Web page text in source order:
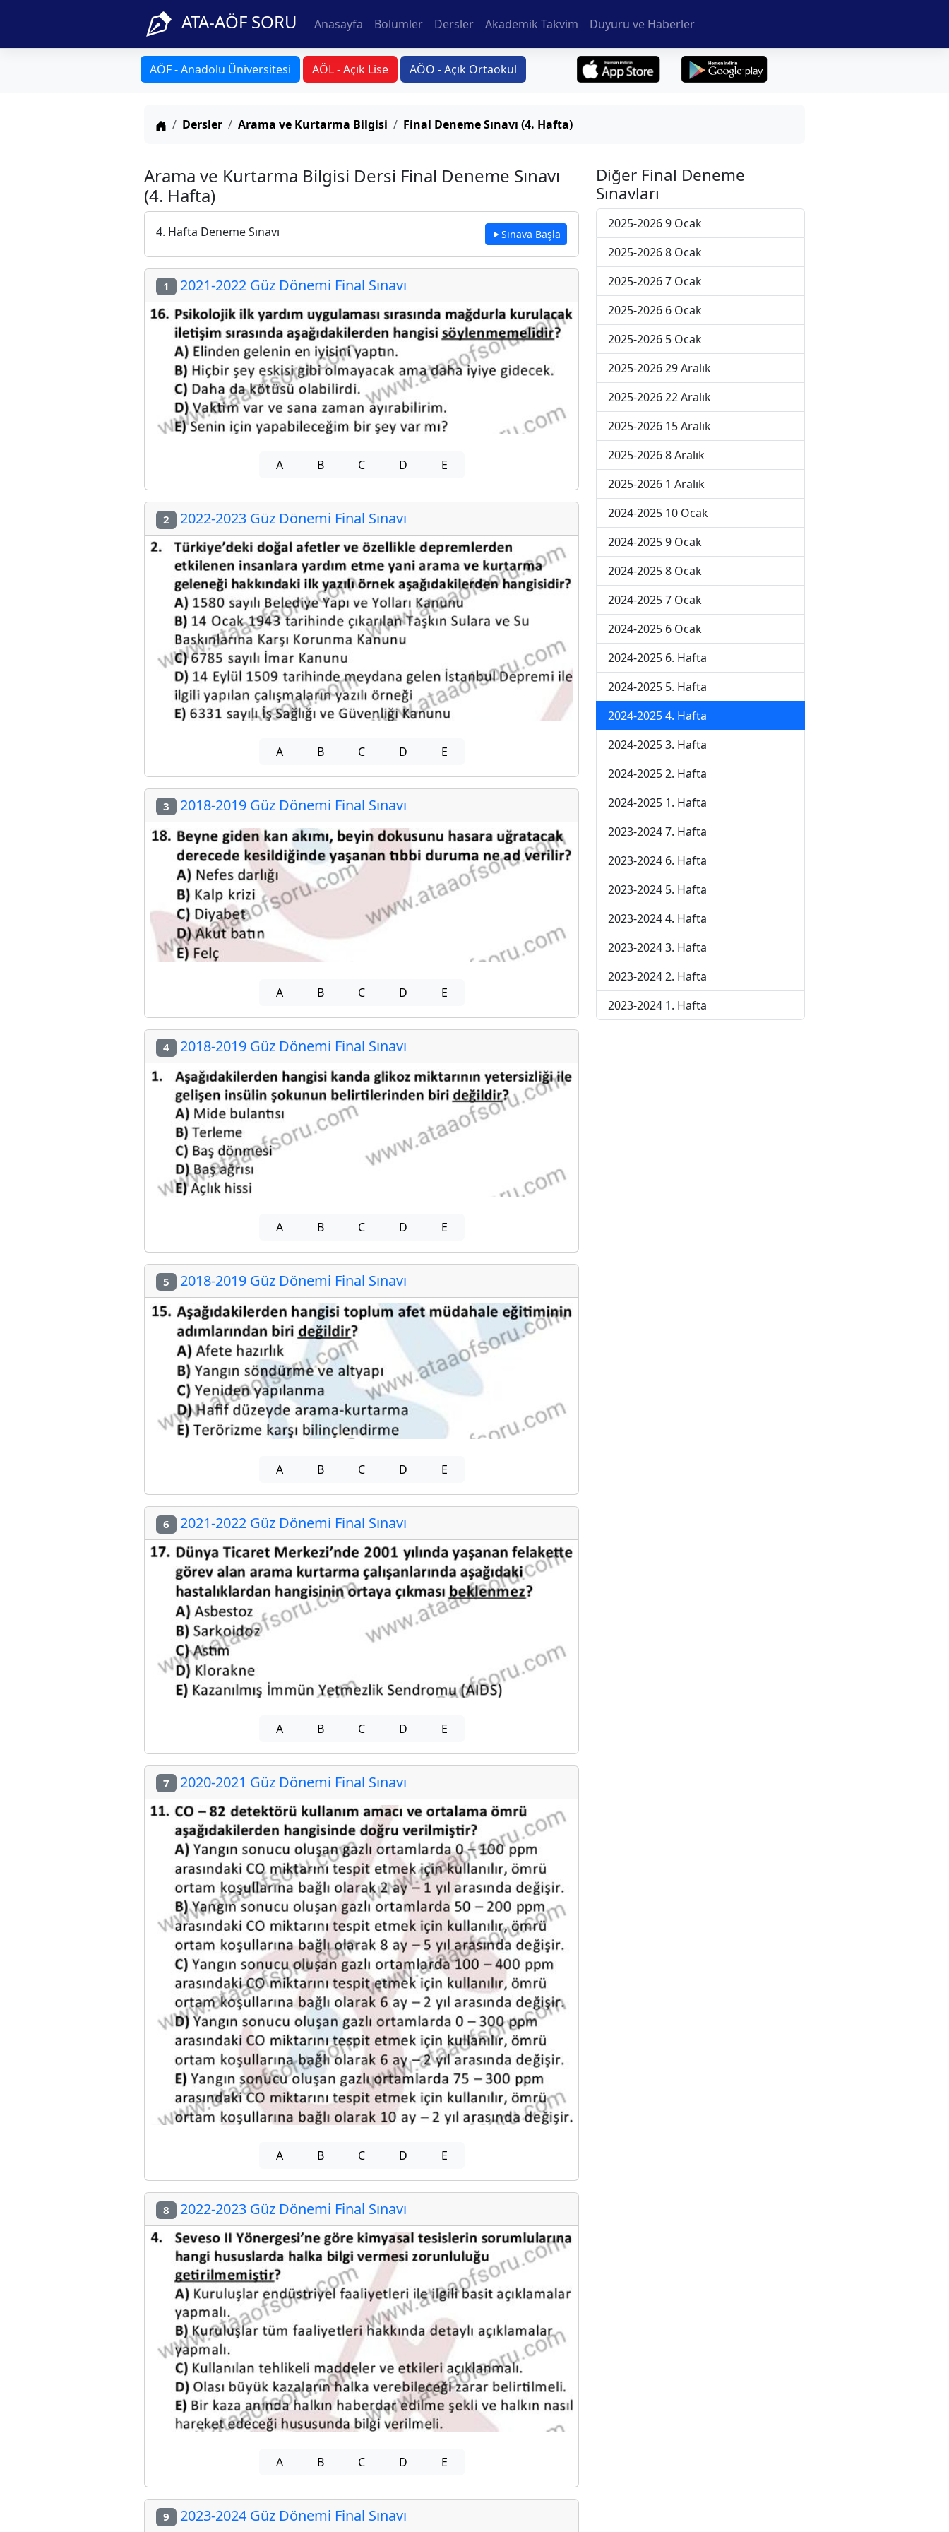
ATA-AÖF SORU Anasayfa Bölümler Dersler Akademik Takvim Duyuru ve Haberler
AÖF - Anadolu Üniversitesi AÖL - Açık Lise AÖO - Açık Ortaokul
Anasayfa
Dersler Arama ve Kurtarma Bilgisi Final Deneme Sınavı (4. Hafta)
Arama ve Kurtarma Bilgisi Dersi Final Deneme Sınavı
(4. Hafta)
4. Hafta Deneme Sınavı Sınava Başla
1 2021-2022 Güz Dönemi Final Sınavı
A B C D E
2 2022-2023 Güz Dönemi Final Sınavı
A B C D E
3 2018-2019 Güz Dönemi Final Sınavı
A B C D E
4 2018-2019 Güz Dönemi Final Sınavı
A B C D E
5 2018-2019 Güz Dönemi Final Sınavı
A B C D E
6 2021-2022 Güz Dönemi Final Sınavı
A B C D E
7 2020-2021 Güz Dönemi Final Sınavı
A B C D E
8 2022-2023 Güz Dönemi Final Sınavı
A B C D E
9 2023-2024 Güz Dönemi Final Sınavı
Diğer Final Deneme
Sınavları
2025-2026 9 Ocak
2025-2026 8 Ocak
2025-2026 7 Ocak
2025-2026 6 Ocak
2025-2026 5 Ocak
2025-2026 29 Aralık
2025-2026 22 Aralık
2025-2026 15 Aralık
2025-2026 8 Aralık
2025-2026 1 Aralık
2024-2025 10 Ocak
2024-2025 9 Ocak
2024-2025 8 Ocak
2024-2025 7 Ocak
2024-2025 6 Ocak
2024-2025 6. Hafta
2024-2025 5. Hafta
2024-2025 4. Hafta
2024-2025 3. Hafta
2024-2025 2. Hafta
2024-2025 1. Hafta
2023-2024 7. Hafta
2023-2024 6. Hafta
2023-2024 5. Hafta
2023-2024 4. Hafta
2023-2024 3. Hafta
2023-2024 2. Hafta
2023-2024 1. Hafta